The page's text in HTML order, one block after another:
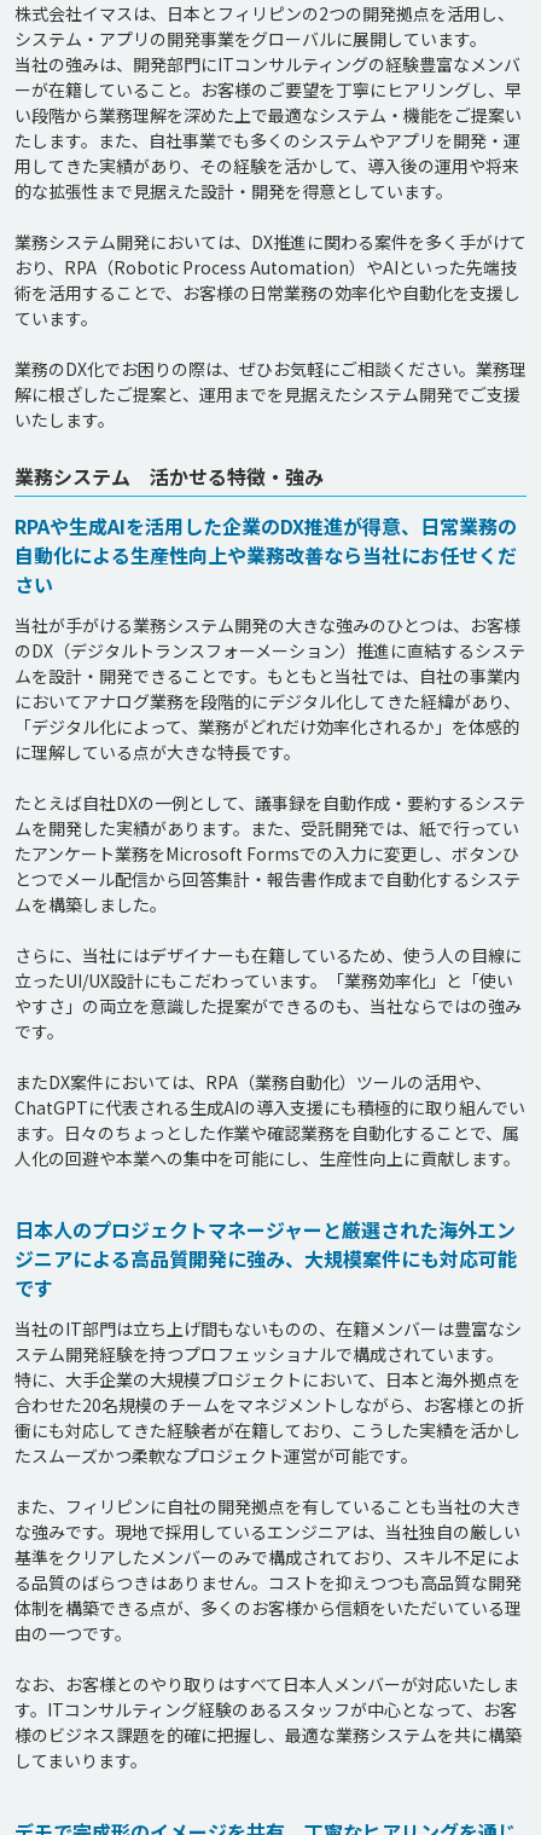
株式会社イマスは、日本とフィリピンの2つの開発拠点を活用し、
システム・アプリの開発事業をグローバルに展開しています。
当社の強みは、開発部門にITコンサルティングの経験豊富なメンバ
ーが在籍していること。お客様のご要望を丁寧にヒアリングし、早
い段階から業務理解を深めた上で最適なシステム・機能をご提案い
たします。また、自社事業でも多くのシステムやアプリを開発・運
用してきた実績があり、その経験を活かして、導入後の運用や将来
的な拡張性まで見据えた設計・開発を得意としています。
業務システム開発においては、DX推進に関わる案件を多く手がけて
おり、RPA（Robotic Process Automation）やAIといった先端技
術を活用することで、お客様の日常業務の効率化や自動化を支援し
ています。
業務のDX化でお困りの際は、ぜひお気軽にご相談ください。業務理
解に根ざしたご提案と、運用までを見据えたシステム開発でご支援
業務システム 活かせる特徴・強み
RPAや生成AIを活用した企業のDX推進が得意、日常業務の
自動化による生産性向上や業務改善なら当社にお任せくだ
さい
当社が手がける業務システム開発の大きな強みのひとつは、お客様
のDX（デジタルトランスフォーメーション）推進に直結するシステ
ムを設計・開発できることです。もともと当社では、自社の事業内
においてアナログ業務を段階的にデジタル化してきた経緯があり、
「デジタル化によって、業務がどれだけ効率化されるか」を体感的
に理解している点が大きな特長です。
たとえば自社DXの一例として、議事録を自動作成・要約するシステ
ムを開発した実績があります。また、受託開発では、紙で行ってい
たアンケート業務をMicrosoft Formsでの入力に変更し、ボタンひ
とつでメール配信から回答集計・報告書作成まで自動化するシステ
ムを構築しました。
さらに、当社にはデザイナーも在籍しているため、使う人の目線に
立ったUI/UX設計にもこだわっています。「業務効率化」と「使い
やすさ」の両立を意識した提案ができるのも、当社ならではの強み
です。
またDX案件においては、RPA（業務自動化）ツールの活用や、
ChatGPTに代表される生成AIの導入支援にも積極的に取り組んでい
ます。日々のちょっとした作業や確認業務を自動化することで、属
日本人のプロジェクトマネージャーと厳選された海外エン
ジニアによる高品質開発に強み、大規模案件にも対応可能
です
当社のIT部門は立ち上げ間もないものの、在籍メンバーは豊富なシ
ステム開発経験を持つプロフェッショナルで構成されています。
特に、大手企業の大規模プロジェクトにおいて、日本と海外拠点を
合わせた20名規模のチームをマネジメントしながら、お客様との折
衝にも対応してきた経験者が在籍しており、こうした実績を活かし
たスムーズかつ柔軟なプロジェクト運営が可能です。
また、フィリピンに自社の開発拠点を有していることも当社の大き
な強みです。現地で採用しているエンジニアは、当社独自の厳しい
基準をクリアしたメンバーのみで構成されており、スキル不足によ
る品質のばらつきはありません。コストを抑えつつも高品質な開発
体制を構築できる点が、多くのお客様から信頼をいただいている理
由の一つです。
なお、お客様とのやり取りはすべて日本人メンバーが対応いたしま
す。ITコンサルティング経験のあるスタッフが中心となって、お客
様のビジネス課題を的確に把握し、最適な業務システムを共に構築